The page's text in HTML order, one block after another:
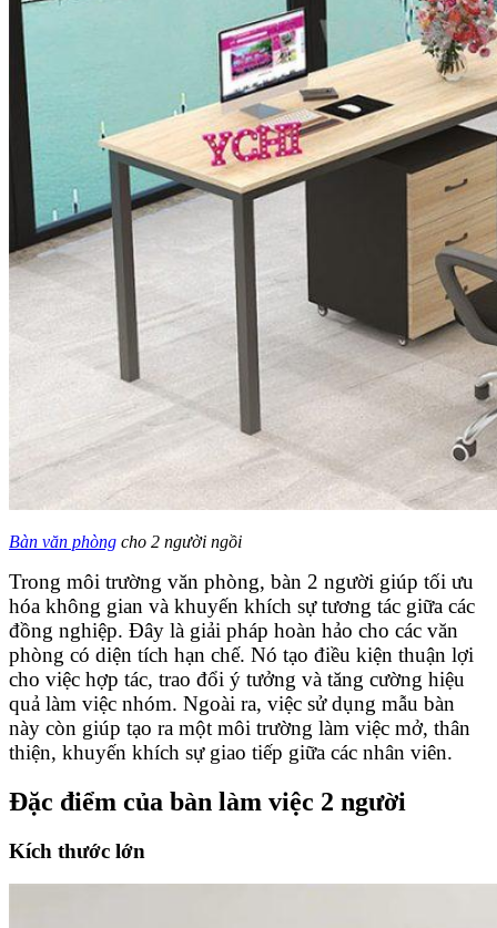
Bàn văn phòng cho 2 người ngồi
Trong môi trường văn phòng, bàn 2 người giúp tối ưu
hóa không gian và khuyến khích sự tương tác giữa các
đồng nghiệp. Đây là giải pháp hoàn hảo cho các văn
phòng có diện tích hạn chế. Nó tạo điều kiện thuận lợi
cho việc hợp tác, trao đổi ý tưởng và tăng cường hiệu
quả làm việc nhóm. Ngoài ra, việc sử dụng mẫu bàn
này còn giúp tạo ra một môi trường làm việc mở, thân
thiện, khuyến khích sự giao tiếp giữa các nhân viên.
Đặc điểm của bàn làm việc 2 người
Kích thước lớn